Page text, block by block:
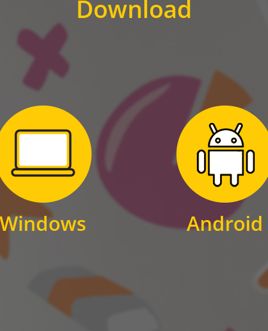
Download
Windows
Zum Download
für Windows
Android
Zum Download
für Android